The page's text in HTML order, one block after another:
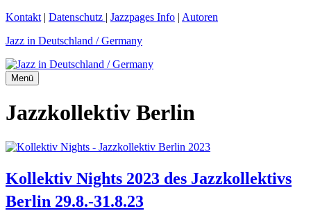
Zum
springen
Kontakt | Datenschutz | Jazzpages Info | Autoren
Jazz in Deutschland / Germany
Menü
Jazzkollektiv Berlin
Kollektiv Nights 2023 des Jazzkollektivs
Berlin 29.8.-31.8.23